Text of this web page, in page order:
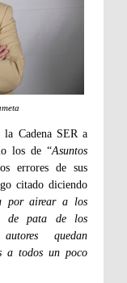
Cadena SER a
los de “Asuntos
errores de sus
citado diciendo
por airear a los
de pata de los
quedan
a todos un poco